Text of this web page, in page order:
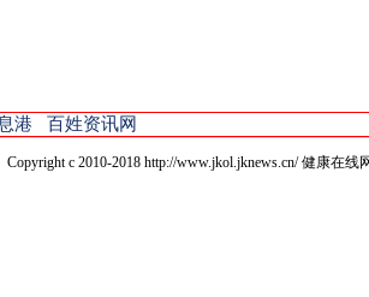
港 百姓资讯网
Copyright c 2010-2018 http://www.jkol.jknews.cn/ 健康在